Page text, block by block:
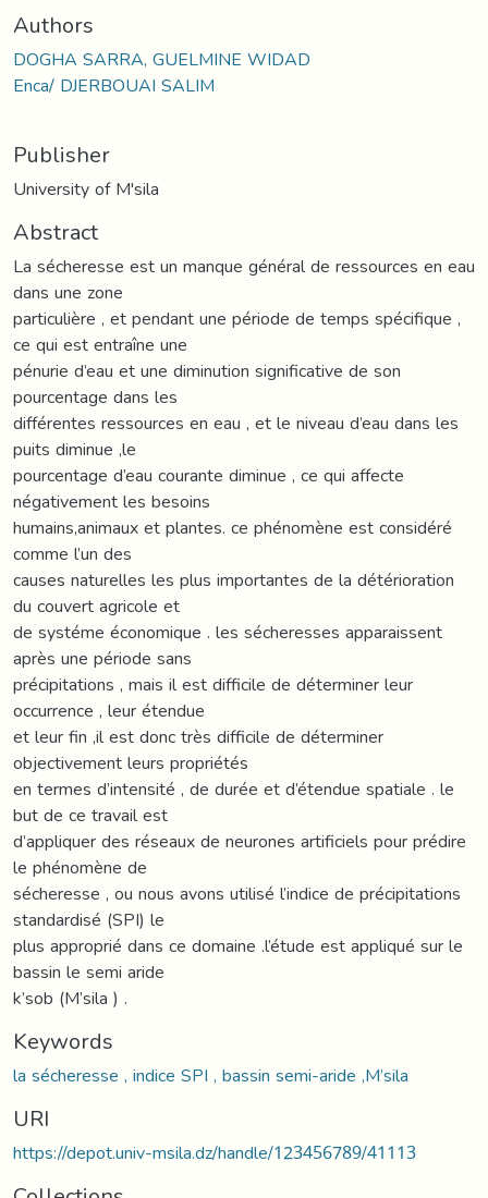
Authors
DOGHA SARRA, GUELMINE WIDAD
Enca/ DJERBOUAI SALIM
Publisher
University of M'sila
Abstract
La sécheresse est un manque général de ressources en eau
dans une zone
particulière , et pendant une période de temps spécifique ,
ce qui est entraîne une
pénurie d’eau et une diminution significative de son
pourcentage dans les
différentes ressources en eau , et le niveau d’eau dans les
puits diminue ,le
pourcentage d’eau courante diminue , ce qui affecte
négativement les besoins
humains,animaux et plantes. ce phénomène est considéré
comme l’un des
causes naturelles les plus importantes de la détérioration
du couvert agricole et
de systéme économique . les sécheresses apparaissent
après une période sans
précipitations , mais il est difficile de déterminer leur
occurrence , leur étendue
et leur fin ,il est donc très difficile de déterminer
objectivement leurs propriétés
en termes d’intensité , de durée et d’étendue spatiale . le
but de ce travail est
d’appliquer des réseaux de neurones artificiels pour prédire
le phénomène de
sécheresse , ou nous avons utilisé l’indice de précipitations
standardisé (SPI) le
plus approprié dans ce domaine .l’étude est appliqué sur le
bassin le semi aride
k’sob (M’sila ) .
Keywords
la sécheresse , indice SPI , bassin semi-aride ,M’sila
URI
https://depot.univ-msila.dz/handle/123456789/41113